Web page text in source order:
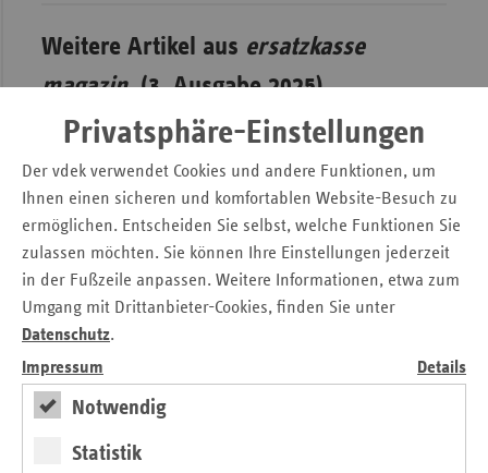
Privatsphäre-Einstellungen
Der vdek verwendet Cookies und andere Funktionen, um
Ihnen einen sicheren und komfortablen Website-Besuch zu
ermöglichen. Entscheiden Sie selbst, welche Funktionen Sie
zulassen möchten. Sie können Ihre Einstellungen jederzeit
in der Fußzeile anpassen. Weitere Informationen, etwa zum
Umgang mit Drittanbieter-Cookies, finden Sie unter
Datenschutz.
Impressum
Details
Notwendig
Statistik
Weitere Artikel aus ersatzkasse
magazin.(3. Ausgabe 2025)
Editorial